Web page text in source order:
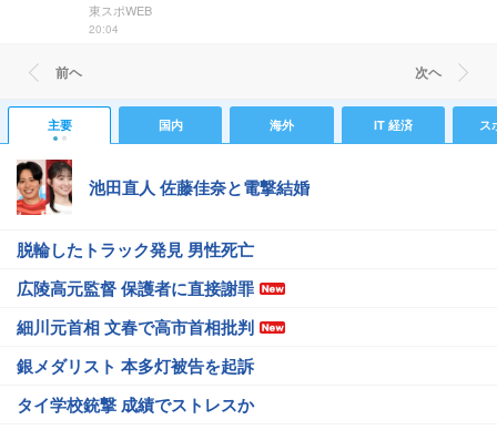
東スポWEB
20:04
前ヘ 次ヘ
主要 国内 海外 IT 経済 ス
池田直人 佐藤佳奈と電撃結婚
脱輪したトラック発見 男性死亡
広陵高元監督 保護者に直接謝罪
細川元首相 文春で高市首相批判
銀メダリスト 本多灯被告を起訴
タイ学校銃撃 成績でストレスか